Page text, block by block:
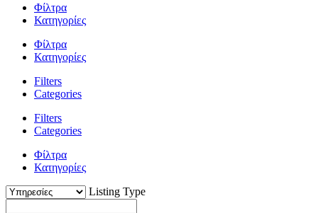
Φίλτρα
Κατηγορίες
Φίλτρα
Κατηγορίες
Filters
Categories
Filters
Categories
Φίλτρα
Κατηγορίες
Listing Type